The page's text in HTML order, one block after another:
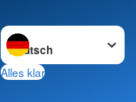
Sprache wechseln zu
Alles klar